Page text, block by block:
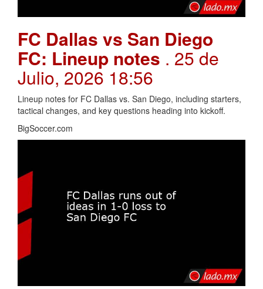
FC Dallas vs San Diego
FC: Lineup notes . 25 de
Julio, 2026 18:56
Lineup notes for FC Dallas vs. San Diego, including starters,
tactical changes, and key questions heading into kickoff.
BigSoccer.com